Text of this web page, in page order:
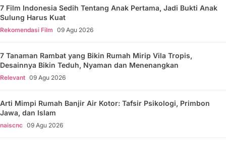
7 Film Indonesia Sedih Tentang Anak Pertama, Jadi Bukti Anak
Sulung Harus Kuat
Rekomendasi Film 09 Agu 2026
7 Tanaman Rambat yang Bikin Rumah Mirip Vila Tropis,
Desainnya Bikin Teduh, Nyaman dan Menenangkan
Relevant 09 Agu 2026
Arti Mimpi Rumah Banjir Air Kotor: Tafsir Psikologi, Primbon
Jawa, dan Islam
naiscnc 09 Agu 2026